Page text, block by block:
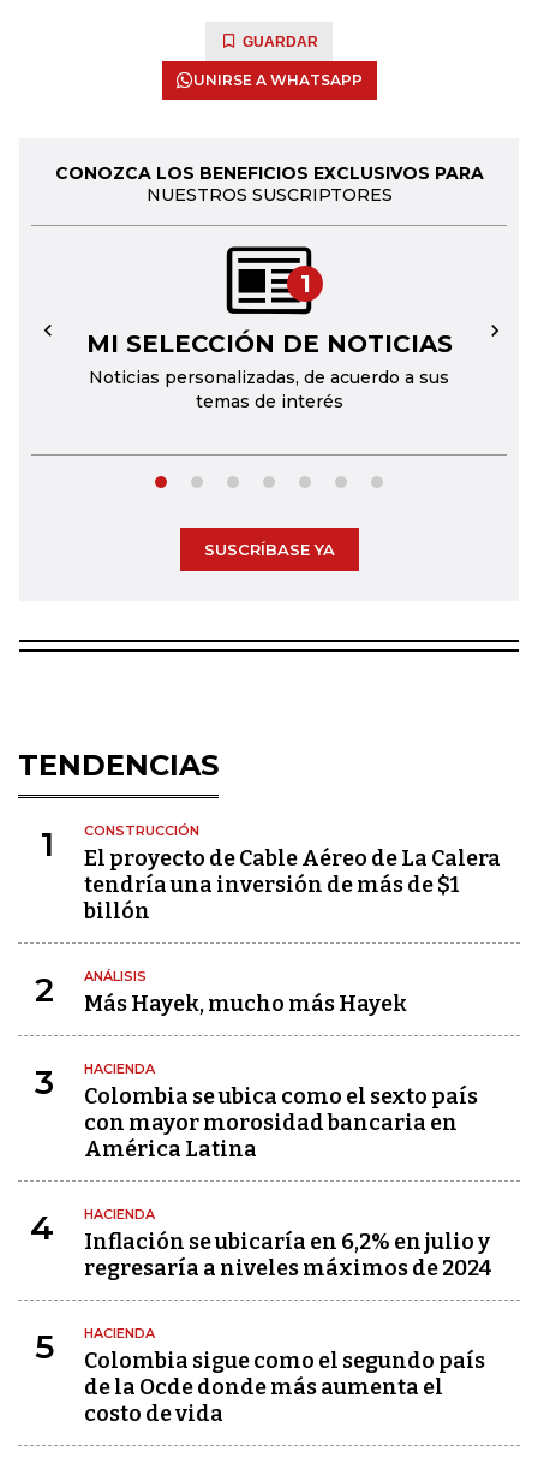
GUARDAR
UNIRSE A WHATSAPP
CONOZCA LOS BENEFICIOS EXCLUSIVOS PARA
NUESTROS SUSCRIPTORES
1
MI SELECCIÓN DE NOTICIAS
Noticias personalizadas, de acuerdo a sus
temas de interés
← →
SUSCRÍBASE YA
TENDENCIAS
1 CONSTRUCCIÓN
El proyecto de Cable Aéreo de La Calera
tendría una inversión de más de $1
billón
2 ANÁLISIS
Más Hayek, mucho más Hayek
3 HACIENDA
Colombia se ubica como el sexto país
con mayor morosidad bancaria en
América Latina
4 HACIENDA
Inflación se ubicaría en 6,2% en julio y
regresaría a niveles máximos de 2024
5 HACIENDA
Colombia sigue como el segundo país
de la Ocde donde más aumenta el
costo de vida